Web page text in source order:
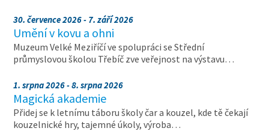
30. července 2026 - 7. září 2026
Umění v kovu a ohni
Muzeum Velké Meziříčí ve spolupráci se Střední
průmyslovou školou Třebíč zve veřejnost na výstavu…
1. srpna 2026 - 8. srpna 2026
Magická akademie
Přidej se k letnímu táboru školy čar a kouzel, kde tě čekají
kouzelnické hry, tajemné úkoly, výroba…